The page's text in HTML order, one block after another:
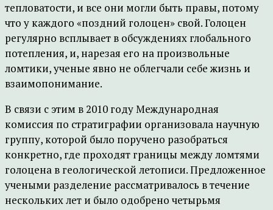
тепловатости, и все они могли быть правы, потому
что у каждого «поздний голоцен» свой. Голоцен
регулярно всплывает в обсуждениях глобального
потепления, и, нарезая его на произвольные
ломтики, ученые явно не облегчали себе жизнь и
взаимопонимание.
В связи с этим в 2010 году Международная
комиссия по стратиграфии организовала научную
группу, которой было поручено разобраться
конкретно, где проходят границы между ломтями
голоцена в геологической летописи. Предложенное
учеными разделение рассматривалось в течение
нескольких лет и было одобрено четырьмя